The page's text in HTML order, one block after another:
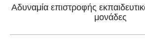
Next
Αδυναμία επιστροφής
μονάδες